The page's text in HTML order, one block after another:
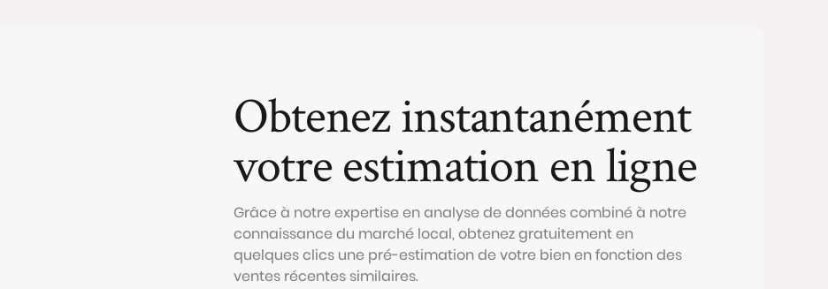
Obtenez instantanément
votre estimation en ligne
Grâce à notre expertise en analyse de données combiné à notre
connaissance du marché local, obtenez gratuitement en
quelques clics une pré-estimation de votre bien en fonction des
ventes récentes similaires.